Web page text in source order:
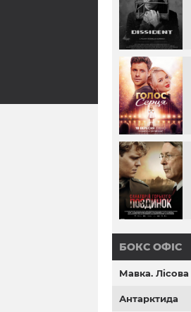
БОКС ОФІС
Мавка. Лісова
Антарктида